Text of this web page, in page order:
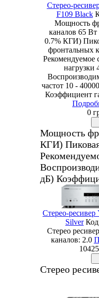
Стерео-
F109 Black
Мощность
каналов 65
0.7% КГИ)
фронтальных
Рекомендуемое
нагрузки
частот 10 -
Коэффициент
0
Мощность
КГИ)
дБ)
Стерео-ресивер
Silver
Стерео
каналов: 2.0
Стерео